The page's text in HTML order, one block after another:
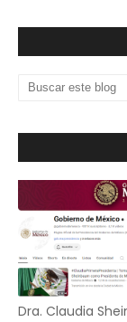
Dra. Claudia